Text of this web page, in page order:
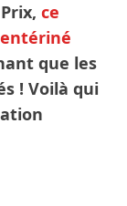
ce
que les
! Voilà qui